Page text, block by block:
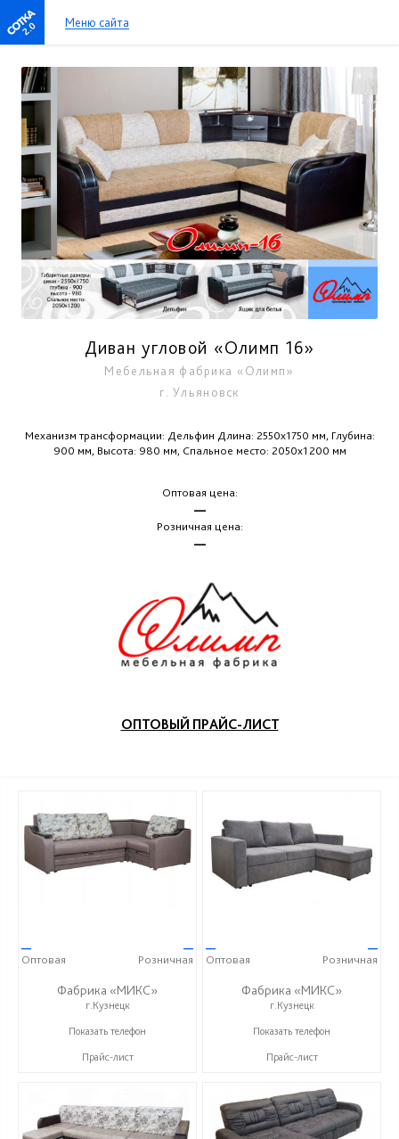
2.0 Меню сайта
Диван угловой «Олимп 16»
Мебельная фабрика «Олимп»
г. Ульяновск
Механизм трансформации: Дельфин Длина: 2550х1750 мм, Глубина:
900 мм, Высота: 980 мм, Спальное место: 2050х1200 мм
Оптовая цена:
—
Розничная цена:
—
ОПТОВЫЙ ПРАЙС-ЛИСТ
—
Оптовая
—
Розничная
Фабрика «МИКС»
г.Кузнецк
+7 (937) 423-36-37
Показать телефон
Прайс-лист
—
Оптовая
—
Розничная
Фабрика «МИКС»
г.Кузнецк
+7 (937) 423-36-37
Показать телефон
Прайс-лист